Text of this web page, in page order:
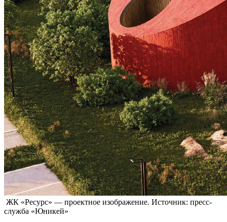
ЖК «Ресурс» — проектное изображение. Источник: пресс-
служба «Юникей»